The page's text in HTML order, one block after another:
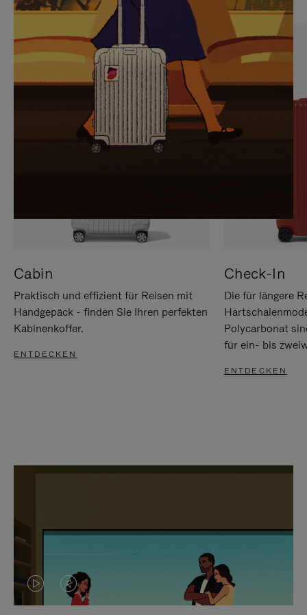
SIE,
UM
ANZUHALTEN
AUFHEBEN
DER
STUMMSCHALTUNG
Cabin
Praktisch und effizient für Reisen mit
Handgepäck - finden Sie Ihren perfekten
Kabinenkoffer.
ENTDECKEN
Check-In
Die für längere
Polycarbonat
für ein- bis
ENTDECKEN
DASVIDEO